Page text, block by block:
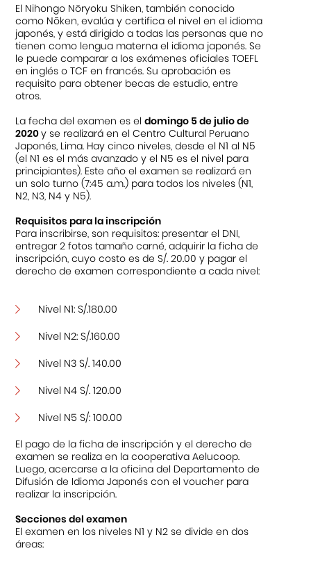
El Nihongo Nōryoku Shiken, también conocido
como Nōken, evalúa y certifica el nivel en el idioma
japonés, y está dirigido a todas las personas que no
tienen como lengua materna el idioma japonés. Se
le puede comparar a los exámenes oficiales TOEFL
en inglés o TCF en francés. Su aprobación es
requisito para obtener becas de estudio, entre
otros.
La fecha del examen es eldomingo 5 de julio de
2020y se realizará en el Centro Cultural Peruano
Japonés, Lima. Hay cinco niveles, desde el N1 al N5
(el N1 es el más avanzado y el N5 es el nivel para
principiantes). Este año el examen se realizará en
un solo turno (7:45 a.m.) para todos los niveles (N1,
N2, N3, N4 y N5).
Requisitos para la inscripción
Para inscribirse, son requisitos: presentar el DNI,
entregar 2 fotos tamaño carné, adquirir la ficha de
inscripción, cuyo costo es de S/. 20.00 y pagar el
derecho de examen correspondiente a cada nivel:
Nivel N1: S/.180.00
Nivel N2: S/.160.00
Nivel N3 S/. 140.00
Nivel N4 S/. 120.00
Nivel N5 S/: 100.00
El pago de la ficha de inscripción y el derecho de
examen se realiza en la cooperativa Aelucoop.
Luego, acercarse a la oficina del Departamento de
Difusión de Idioma Japonés con el voucher para
realizar la inscripción.
Secciones del examen
El examen en los niveles N1 y N2 se divide en dos
áreas: